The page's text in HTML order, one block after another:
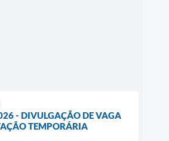
- DIVULGAÇÃO DE VAGA
TEMPORÁRIA